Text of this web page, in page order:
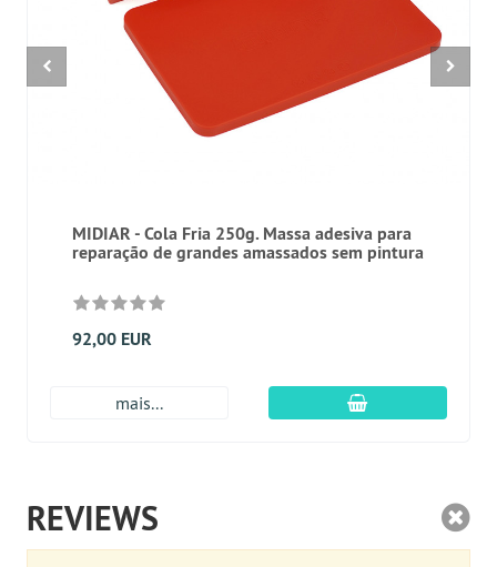
MIDIAR - Cola Fria 250g. Massa adesiva para
reparação de grandes amassados sem pintura
92,00 EUR
mais... Adicionar ao
REVIEWS